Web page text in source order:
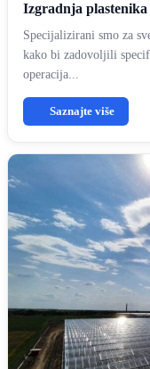
Izgradnja plastenika
Specijalizirani smo za
kako bi zadovoljili
operacija...
Saznajte više